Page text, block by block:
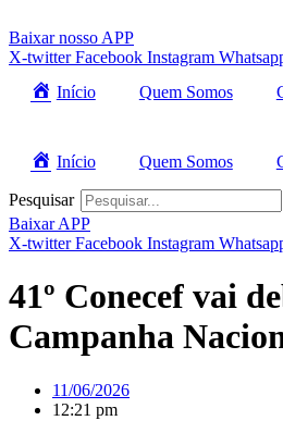
para
o
Baixar nosso APP
X-twitter Facebook Instagram
Início
Quem Somos
Início Quem Somos
Pesquisar
Baixar APP
X-twitter Facebook Instagram
41º Conecef vai
Campanha
11/06/2026
12:21 pm